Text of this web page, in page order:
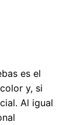
es el
y, si
Al igual